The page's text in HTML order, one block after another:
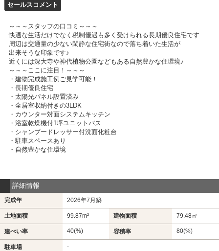
セールスコメント
～～～スタッフの口コミ～～～
快適な生活だけでなく税制優遇も多く受けられる長期優良住宅です
周辺は交通量の少ない閑静な住宅街なので落ち着いた生活が
出来そうな印象です♪
近くには深大寺や神代植物公園などもある自然豊かな住環境♪
～～～ここに注目！～～～
・建物完成施工例ご見学可能！
・長期優良住宅
・太陽光パネル設置済み
・全居室収納付きの3LDK
・カウンター対面システムキッチン
・浴室乾燥機付1坪ユニットバス
・シャンプードレッサー付洗面化粧台
・駐車スペースあり
・自然豊かな住環境
詳細情報
完成年 2026年7月築
土地面積 99.87m² 建物面積 79.48㎡
建ぺい率 40(%) 容積率 80(%)
駐車場 -